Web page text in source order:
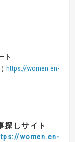
ト
https://women.en-
探しサイト
women.en-